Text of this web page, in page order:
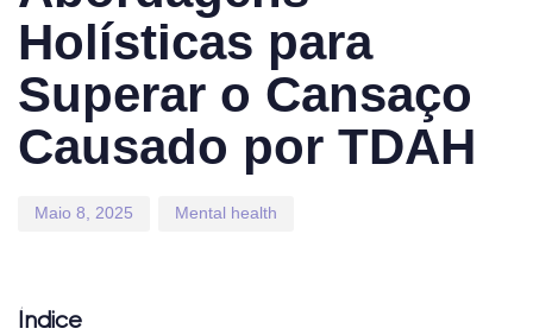
Holísticas para
Superar o Cansaço
Causado por TDAH
Maio 8, 2025 Mental health
Índice